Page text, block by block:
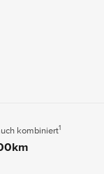
kombiniert1